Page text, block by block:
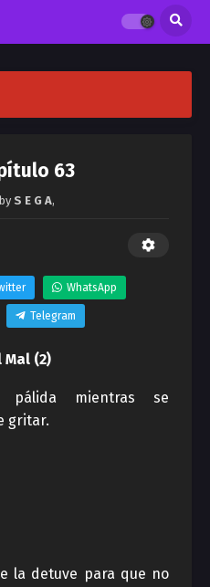
63
S E G A,
WhatsApp
Telegram
(2)
pálida mientras se
gritar.
la detuve para que no